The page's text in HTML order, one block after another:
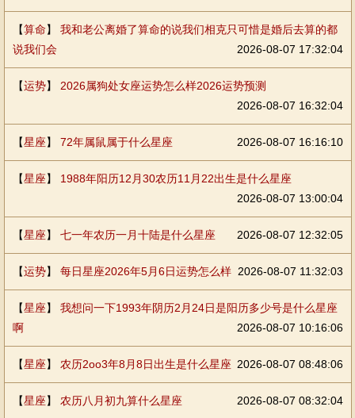
【算命】 我和老公离婚了算命的说我们相克只可惜是婚后去算的都
说我们会
2026-08-07 17:32:04
【运势】 2026属狗处女座运势怎么样2026运势预测
2026-08-07 16:32:04
【星座】 72年属鼠属于什么星座 2026-08-07 16:16:10
【星座】 1988年阳历12月30农历11月22出生是什么星座
2026-08-07 13:00:04
【星座】 七一年农历一月十陆是什么星座 2026-08-07 12:32:05
【运势】 每日星座2026年5月6日运势怎么样 2026-08-07 11:32:03
【星座】 我想问一下1993年阴历2月24日是阳历多少号是什么星座
啊
2026-08-07 10:16:06
【星座】 农历2oo3年8月8日出生是什么星座 2026-08-07 08:48:06
【星座】 农历八月初九算什么星座 2026-08-07 08:32:04